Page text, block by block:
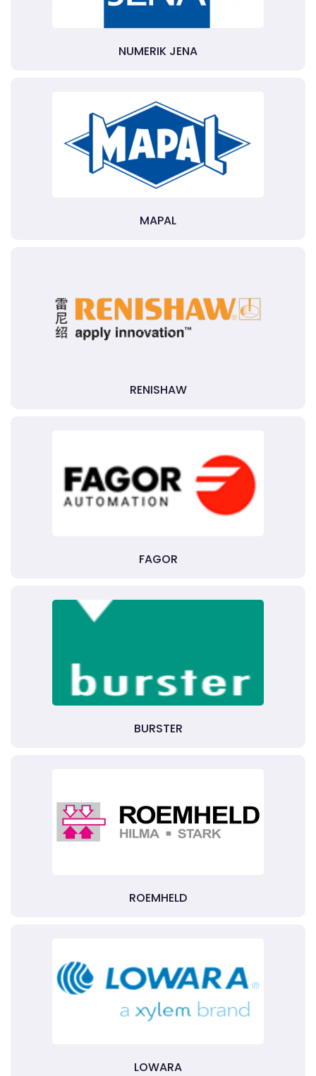
NUMERIK JENA
MAPAL
RENISHAW
FAGOR
BURSTER
ROEMHELD
LOWARA